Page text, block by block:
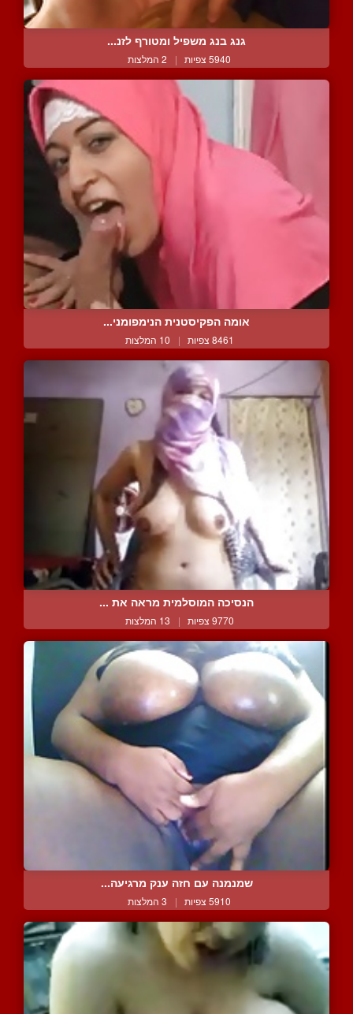
גנג בנג משפיל ומטורף לזנ...
5940 צפיות | 2 המלצות
אומה הפקיסטנית הנימפומני...
8461 צפיות | 10 המלצות
הנסיכה המוסלמית מראה את ...
9770 צפיות | 13 המלצות
שמנמנה עם חזה ענק מרגיעה...
5910 צפיות | 3 המלצות